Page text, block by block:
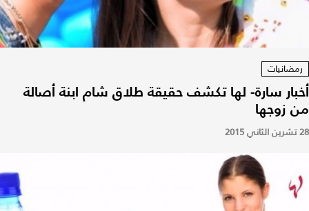
رمضانيات
أخبار سارة- لها تكشف حقيقة طلاق شام ابنة أصالة
من زوجها
28 تشرين الثاني 2015